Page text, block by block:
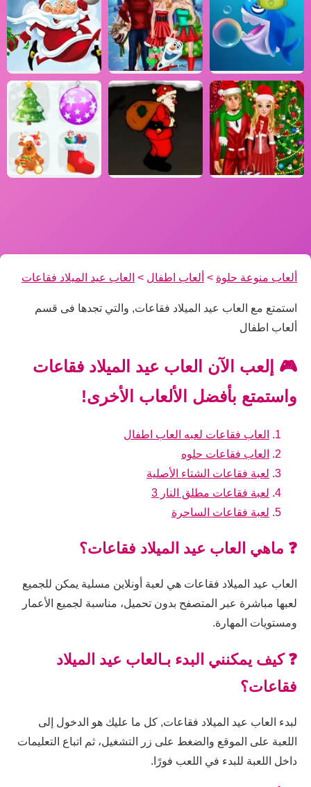
ألعاب منوعة حلوة > ألعاب اطفال > العاب عيد الميلاد فقاعات
استمتع مع العاب عيد الميلاد فقاعات, والتي تجدها فى قسم
ألعاب اطفال
🎮 إلعب الآن العاب عيد الميلاد فقاعات
واستمتع بأفضل الألعاب الأخرى!
العاب فقاعات لعبه العاب اطفال
العاب فقاعات حلوه
لعبة فقاعات الشتاء الأصلية
لعبة فقاعات مطلق النار 3
لعبة فقاعات الساحرة
❓ ماهي العاب عيد الميلاد فقاعات؟
العاب عيد الميلاد فقاعات هي لعبة أونلاين مسلية يمكن للجميع
لعبها مباشرة عبر المتصفح بدون تحميل، مناسبة لجميع الأعمار
ومستويات المهارة.
❓ كيف يمكنني البدء بـالعاب عيد الميلاد
فقاعات؟
لبدء العاب عيد الميلاد فقاعات, كل ما عليك هو الدخول إلى
اللعبة على الموقع والضغط على زر التشغيل، ثم اتباع التعليمات
داخل اللعبة للبدء في اللعب فورًا.